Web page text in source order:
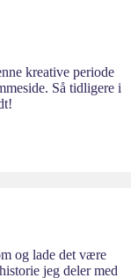
kreative periode
Så tidligere i
og lade det være
jeg deler med